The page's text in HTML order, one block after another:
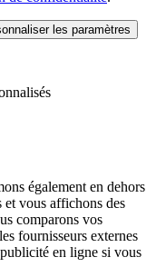
les paramètres
également en dehors
et vous affichons des
comparons vos
fournisseurs externes
en ligne si vous